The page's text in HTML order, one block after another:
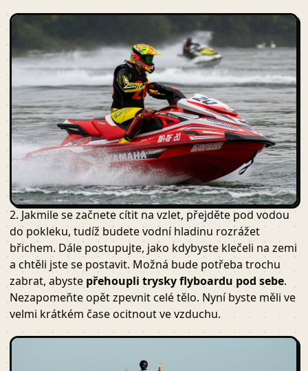
2. Jakmile se začnete cítit na vzlet, přejděte pod vodou
do pokleku, tudíž budete vodní hladinu rozrážet
břichem. Dále postupujte, jako kdybyste klečeli na zemi
a chtěli jste se postavit. Možná bude potřeba trochu
zabrat, abyste přehoupli trysky flyboardu pod sebe.
Nezapomeňte opět zpevnit celé tělo. Nyní byste měli ve
velmi krátkém čase ocitnout ve vzduchu.